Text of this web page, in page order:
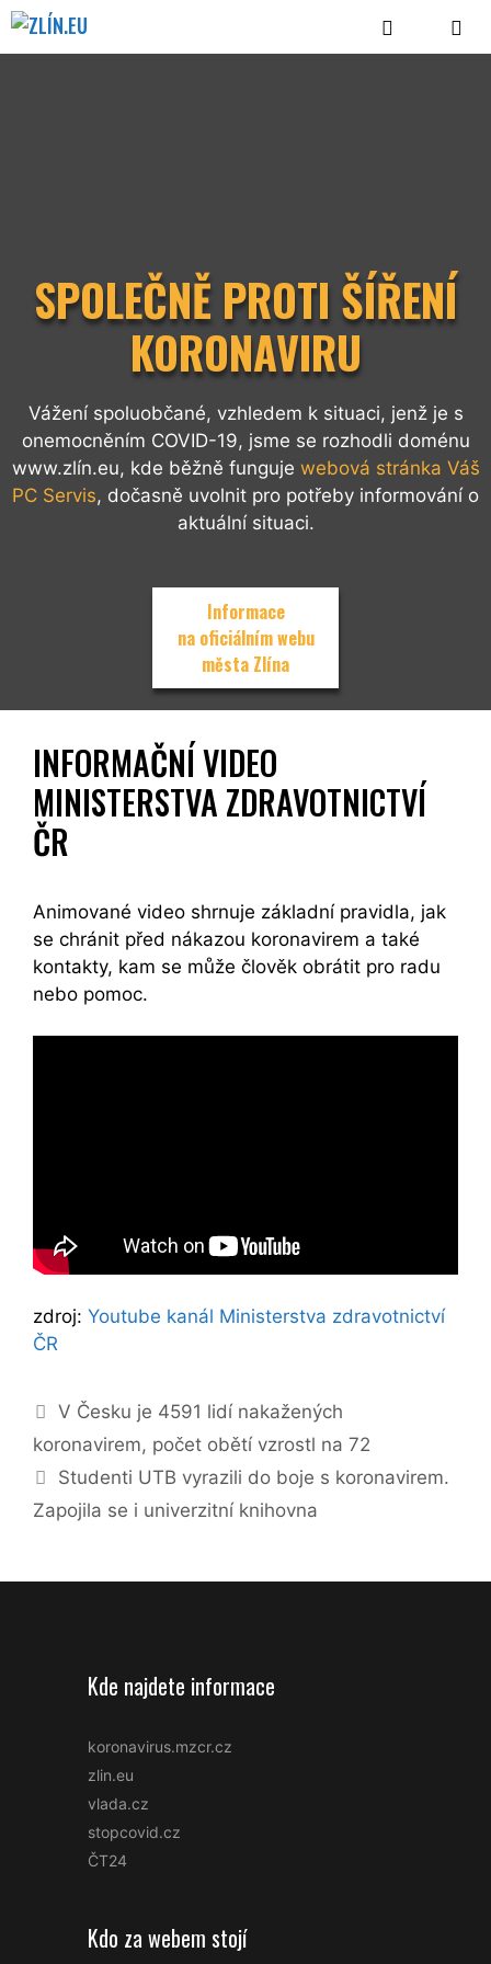
Přeskočit
SPOLEČNĚ PROTI ŠÍŘENÍ
KORONAVIRU
Vážení spoluobčané, vzhledem k situaci, jenž je s
onemocněním COVID-19, jsme se rozhodli doménu
www.zlín.eu, kde běžně funguje webová stránka Váš
PC Servis, dočasně uvolnit pro potřeby informování o
aktuální situaci.
Informace
na oficiálním webu
města Zlína
INFORMAČNÍ VIDEO
MINISTERSTVA ZDRAVOTNICTVÍ
ČR
Animované video shrnuje základní pravidla, jak
se chránit před nákazou koronavirem a také
kontakty, kam se může člověk obrátit pro radu
nebo pomoc.
zdroj: Youtube kanál Ministerstva zdravotnictví
ČR
Navigace
příspěvků
V Česku je 4591 lidí nakažených
koronavirem, počet obětí vzrostl na 72
Studenti UTB vyrazili do boje s koronavirem.
Zapojila se i univerzitní knihovna
Kde najdete informace
koronavirus.mzcr.cz
zlin.eu
vlada.cz
stopcovid.cz
ČT24
Kdo za webem stojí